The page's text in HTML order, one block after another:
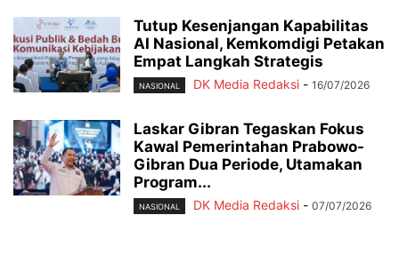
Tutup Kesenjangan Kapabilitas
AI Nasional, Kemkomdigi Petakan
Empat Langkah Strategis
NASIONAL DK Media Redaksi - 16/07/2026
Laskar Gibran Tegaskan Fokus
Kawal Pemerintahan Prabowo-
Gibran Dua Periode, Utamakan
Program...
NASIONAL DK Media Redaksi - 07/07/2026